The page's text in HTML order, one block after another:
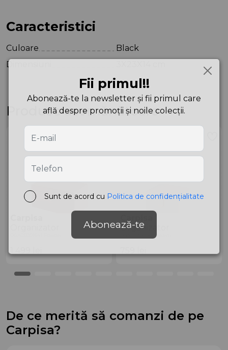
Caracteristici
Culoare
Black
Dimensiuni
Produse asemănătoare
Organizator
OGA20308541 Cream
De ce merită să comanzi de pe
Carpisa?
Fii primul!!
Abonează-te la newsletter și fii primul care
află despre promoții și noile colecții.
Sunt de acord cu Politica de confidențialitate
Abonează-te